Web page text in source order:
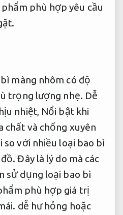
phù hợp yêu cầu
màng nhôm có độ
trọng lượng nhẹ. Dễ
nhiệt, Nổi bật khi
chất và chống xuyên
với nhiều loại bao bì
Đây là lý do mà các
sử dụng loại bao bì
phù hợp giá trị
dễ hư hỏng hoặc